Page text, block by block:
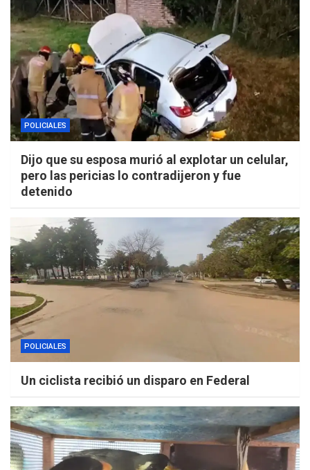
POLICIALES
Dijo que su esposa murió al explotar un celular,
pero las pericias lo contradijeron y fue
detenido
POLICIALES
Un ciclista recibió un disparo en Federal